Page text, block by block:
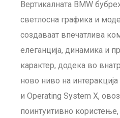
Вертикалната BMW
светлосна графика и
создаваат впечатлива
елеганција, динамика и
карактер, додека во
ново ниво на
и Operating System X,
поинтуитивно користење,